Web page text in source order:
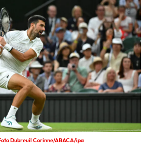
Dubreuil Corinne/ABACA/ipa